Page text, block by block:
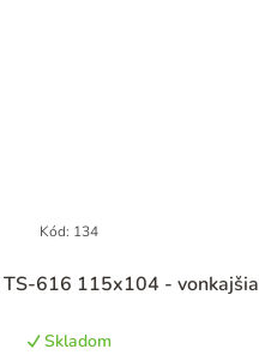
TS-616 115x104 - vonkajšia
hodnotenie
je
Skladom
Kód: 134